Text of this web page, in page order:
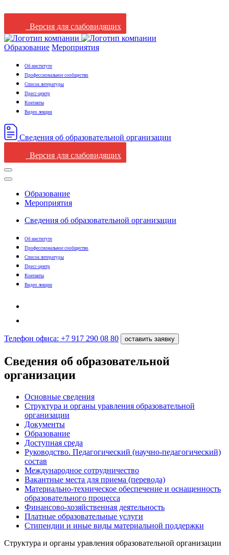
Версия для слабовидящих
Образование Мероприятия
Об институте
Профессиональное сообщество
Список литературы
Пресс-центр
Контакты
Видео лекции
Сведения oб oбразовательной oрганизации
Версия для слабовидящих
Образование
Мероприятия
Сведения oб oбразовательной oрганизации
Об институте
Профессиональное сообщество
Список литературы
Пресс-центр
Контакты
Видео лекции
Телефон офиса: +7 917 290 08 80 оставить заявку
Сведения oб oбразовательной
oрганизации
Основные сведения
Структура и органы уравления образовательной
организации
Документы
Образование
Доступная среда
Руководство. Педагогический (научно-педагогический)
состав
Международное сотрудничество
Вакантные места для приема (перевода)
Материально-техническое обеспечение и оснащенность
образовательного процесса
Финансово-хозяйственная деятельность
Платные образовательные услуги
Стипендии и иные виды материальной поддержки
Структура и органы уравления образовательной организации